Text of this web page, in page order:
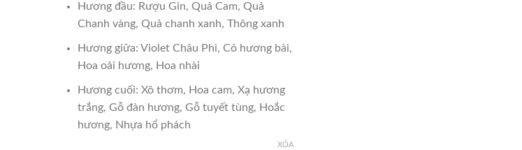
Hương đầu: Rượu Gin, Quả Cam, Quả
Chanh vàng, Quả chanh xanh, Thông xanh
Hương giữa: Violet Châu Phi, Cỏ hương bài,
Hoa oải hương, Hoa nhài
Hương cuối: Xô thơm, Hoa cam, Xạ hương
trắng, Gỗ đàn hương, Gỗ tuyết tùng, Hoắc
hương, Nhựa hổ phách
XÓA